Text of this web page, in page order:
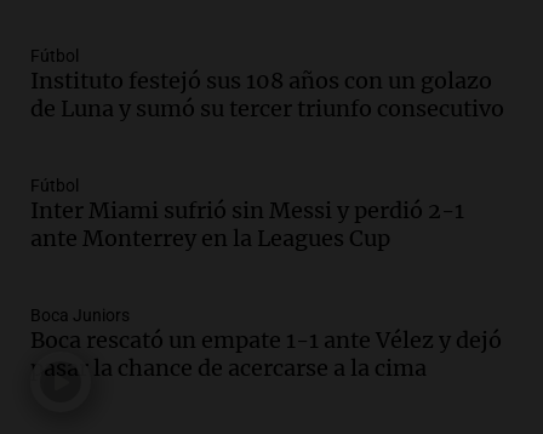
Audio.Joan Gaspart: "Sin Jorge, no sé si
Messi hubiera llegado adonde llegó"
Audio.El orgullo y el sueño argentino de
Jorge Messi en una entrevista con Rony
Episodios
Audio.El abuelo de Agostina Vega, tras
Fútbol
Instituto festejó sus 108 años con un golazo
de Luna y sumó su tercer triunfo consecutivo
Fútbol
Inter Miami sufrió sin Messi y perdió 2-1
ante Monterrey en la Leagues Cup
Boca Juniors
Boca rescató un empate 1-1 ante Vélez y dejó
pasar la chance de acercarse a la cima